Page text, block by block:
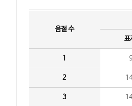
음절 수
표
1
2
3